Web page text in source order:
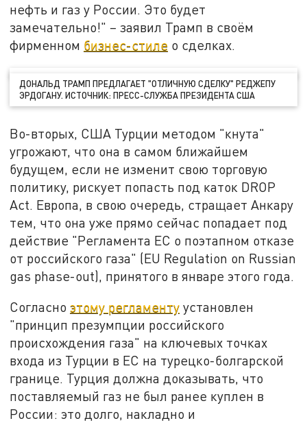
нефть и газ у России. Это будет
замечательно!" – заявил Трамп в своём
фирменном бизнес-стиле о сделках.
ДОНАЛЬД ТРАМП ПРЕДЛАГАЕТ "ОТЛИЧНУЮ СДЕЛКУ" РЕДЖЕПУ
ЭРДОГАНУ. ИСТОЧНИК: ПРЕСС-СЛУЖБА ПРЕЗИДЕНТА США
Во-вторых, США Турции методом "кнута"
угрожают, что она в самом ближайшем
будущем, если не изменит свою торговую
политику, рискует попасть под каток DROP
Act. Европа, в свою очередь, стращает Анкару
тем, что она уже прямо сейчас попадает под
действие "Регламента ЕС о поэтапном отказе
от российского газа" (EU Regulation on Russian
gas phase-out), принятого в январе этого года.
Согласноэтому регламенту установлен
"принцип презумпции российского
происхождения газа" на ключевых точках
входа из Турции в ЕС на турецко-болгарской
границе. Турция должна доказывать, что
поставляемый газ не был ранее куплен в
России: это долго, накладно и